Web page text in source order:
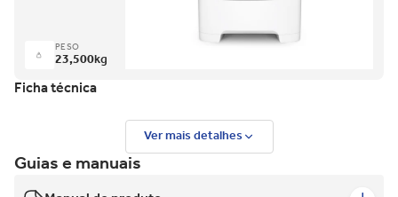
PESO
23,500kg
Ficha técnica
Ver mais detalhes
Guias e manuais